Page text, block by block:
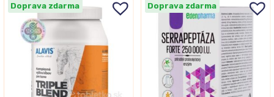
Doprava zdarma Doprava zdarma